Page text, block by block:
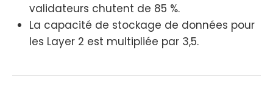
validateurs chutent de 85 %.
La capacité de stockage de données pour
les Layer 2 est multipliée par 3,5.